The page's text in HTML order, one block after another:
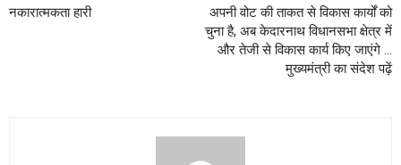
नकारात्मकता हारी
अपनी वोट की ताकत से विकास कार्यों को
चुना है, अब केदारनाथ विधानसभा क्षेत्र में
और तेजी से विकास कार्य किए जाएंगे …
मुख्यमंत्री का संदेश पढ़ें